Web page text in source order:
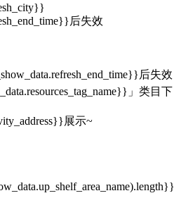
后失效
后失效
」类目下
展示~